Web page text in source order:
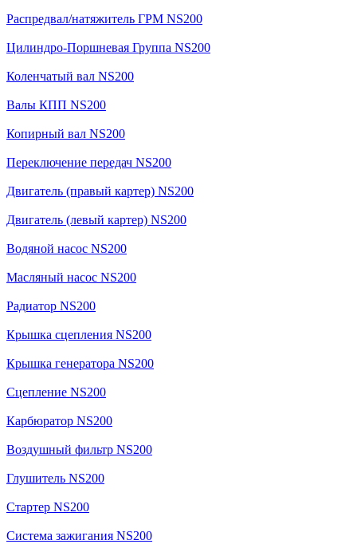
Распредвал/натяжитель ГРМ NS200
Цилиндро-Поршневая Группа NS200
Коленчатый вал NS200
Валы КПП NS200
Копирный вал NS200
Переключение передач NS200
Двигатель (правый картер) NS200
Двигатель (левый картер) NS200
Водяной насос NS200
Масляный насос NS200
Радиатор NS200
Крышка сцепления NS200
Крышка генератора NS200
Сцепление NS200
Карбюратор NS200
Воздушный фильтр NS200
Глушитель NS200
Стартер NS200
Система зажигания NS200